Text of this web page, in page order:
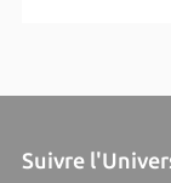
Suivre